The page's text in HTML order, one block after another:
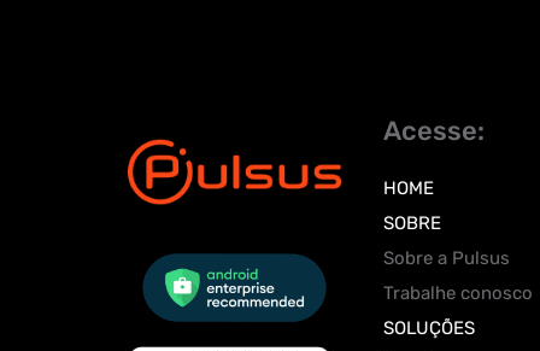
Acesse:
HOME
SOBRE
Sobre a Pulsus
Trabalhe conosco
SOLUÇÕES